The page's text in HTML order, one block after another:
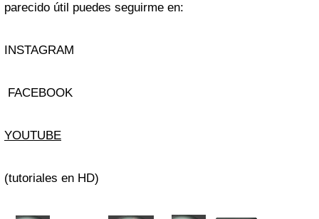
parecido útil puedes seguirme en:
INSTAGRAM
FACEBOOK
YOUTUBE
(tutoriales en HD)